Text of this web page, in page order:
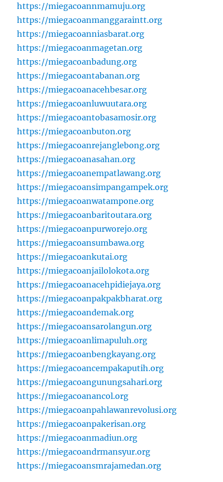
https://miegacoannmamuju.org
https://miegacoanmanggaraintt.org
https://miegacoanniasbarat.org
https://miegacoanmagetan.org
https://miegacoanbadung.org
https://miegacoantabanan.org
https://miegacoanacehbesar.org
https://miegacoanluwuutara.org
https://miegacoantobasamosir.org
https://miegacoanbuton.org
https://miegacoanrejanglebong.org
https://miegacoanasahan.org
https://miegacoanempatlawang.org
https://miegacoansimpangampek.org
https://miegacoanwatampone.org
https://miegacoanbaritoutara.org
https://miegacoanpurworejo.org
https://miegacoansumbawa.org
https://miegacoankutai.org
https://miegacoanjailolokota.org
https://miegacoanacehpidiejaya.org
https://miegacoanpakpakbharat.org
https://miegacoandemak.org
https://miegacoansarolangun.org
https://miegacoanlimapuluh.org
https://miegacoanbengkayang.org
https://miegacoancempakaputih.org
https://miegacoangunungsahari.org
https://miegacoanancol.org
https://miegacoanpahlawanrevolusi.org
https://miegacoanpakerisan.org
https://miegacoanmadiun.org
https://miegacoandrmansyur.org
https://miegacoansmrajamedan.org